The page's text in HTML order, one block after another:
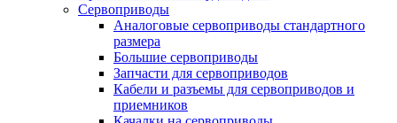
Сервоприводы
Аналоговые сервоприводы стандартного
размера
Большие сервоприводы
Запчасти для сервоприводов
Кабели и разъемы для сервоприводов и
приемников